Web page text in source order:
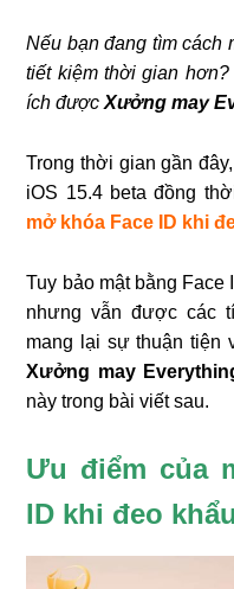
Nếu bạn đang tìm cách
tiết kiệm thời gian
ích được Xưởng may
Trong thời gian gần
iOS 15.4 beta đồng
mở khóa Face ID khi
Tuy bảo mật bằng Face
nhưng vẫn được các
mang lại sự thuận tiện
Xưởng may
này trong bài viết sau.
Ưu điểm của
ID khi đeo